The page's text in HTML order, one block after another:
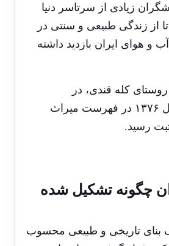
زیادی از سرتاسر دنیا
تا از زندگی طبیعی و سنتی در
و هوای ایران بازدید داشته
کله قندی، در
اردیبهشت ماه سال ۱۳۷۶ در فهرست میراث
رسید.
چگونه تشکیل شده
بنای تاریخی و طبیعی محسوب